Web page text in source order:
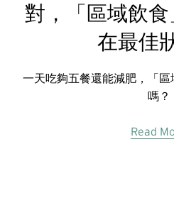
對，「區域飲
在最佳
一天吃夠五餐還能減肥，「
嗎？
Read